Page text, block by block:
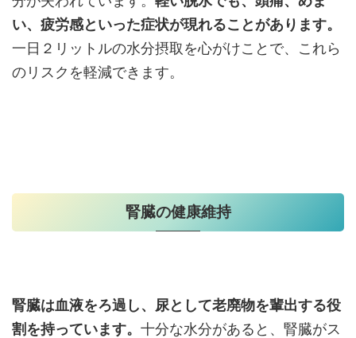
い、疲労感といった症状が現れることがあります。
一日２リットルの水分摂取を心がけことで、これら
のリスクを軽減できます。
腎臓の健康維持
腎臓は血液をろ過し、尿として老廃物を輩出する役
割を持っています。 十分な水分があると、腎臓がス